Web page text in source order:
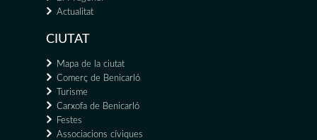
Actualitat
CIUTAT
Mapa de la ciutat
Comerç de Benicarló
Turisme
Carxofa de Benicarló
Festes
Associacions cíviques